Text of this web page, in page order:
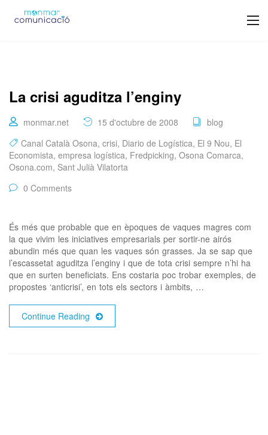
La crisi aguditza l’enginy
monmar.net 15 d'octubre de 2008
blog
Canal Català Osona, crisi, Diario de Logística, El 9 Nou, El
Economista, empresa logística, Fredpicking, Osona Comarca,
Osona.com, Sant Julià Vilatorta
0 Comments
És més que probable que en èpoques de vaques magres com
la que vivim les iniciatives empresarials per sortir-ne airós
abundin més que quan les vaques són grasses. Ja se sap que
l’escassetat aguditza l’enginy i que de tota crisi sempre n’hi ha
que en surten beneficiats. Ens costaria poc trobar exemples, de
propostes ‘anticrisi’, en tots els sectors i àmbits, …
Continue Reading